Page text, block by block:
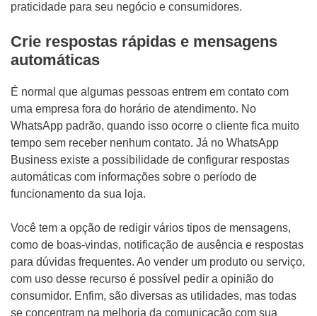
praticidade para seu negócio e consumidores.
Crie respostas rápidas e mensagens
automáticas
É normal que algumas pessoas entrem em contato com
uma empresa fora do horário de atendimento. No
WhatsApp padrão, quando isso ocorre o cliente fica muito
tempo sem receber nenhum contato. Já no WhatsApp
Business existe a possibilidade de configurar respostas
automáticas com informações sobre o período de
funcionamento da sua loja.
Você tem a opção de redigir vários tipos de mensagens,
como de boas-vindas, notificação de ausência e respostas
para dúvidas frequentes. Ao vender um produto ou serviço,
com uso desse recurso é possível pedir a opinião do
consumidor. Enfim, são diversas as utilidades, mas todas
se concentram na melhoria da comunicação com sua